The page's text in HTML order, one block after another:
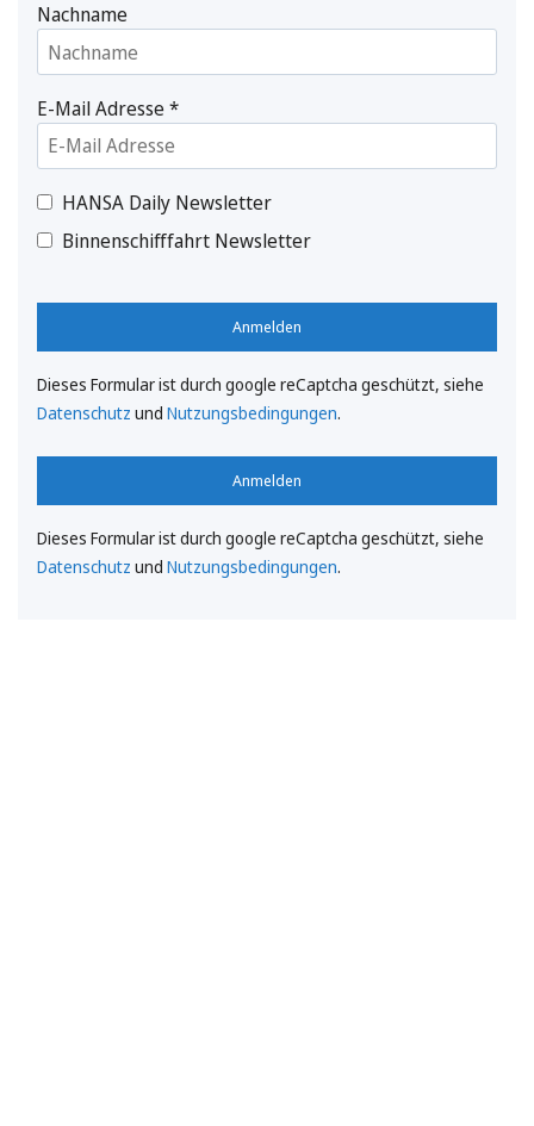
Nachname
E-Mail Adresse*
HANSA Daily Newsletter
Binnenschifffahrt Newsletter
Anmelden
Dieses Formular ist durch google reCaptcha geschützt, siehe
Datenschutz und Nutzungsbedingungen.
Anmelden
Dieses Formular ist durch google reCaptcha geschützt, siehe
Datenschutz und Nutzungsbedingungen.